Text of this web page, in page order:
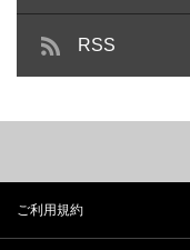
RSS
ご利用規約